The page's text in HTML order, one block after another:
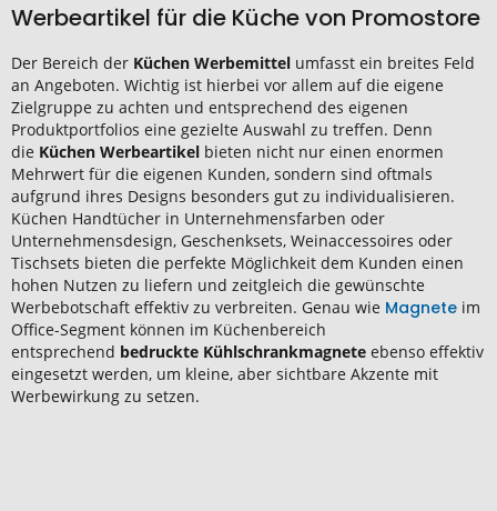
Werbeartikel für die Küche von Promostore
Der Bereich der Küchen Werbemittel umfasst ein breites Feld
an Angeboten. Wichtig ist hierbei vor allem auf die eigene
Zielgruppe zu achten und entsprechend des eigenen
Produktportfolios eine gezielte Auswahl zu treffen. Denn
die Küchen Werbeartikel bieten nicht nur einen enormen
Mehrwert für die eigenen Kunden, sondern sind oftmals
aufgrund ihres Designs besonders gut zu individualisieren.
Küchen Handtücher in Unternehmensfarben oder
Unternehmensdesign, Geschenksets, Weinaccessoires oder
Tischsets bieten die perfekte Möglichkeit dem Kunden einen
hohen Nutzen zu liefern und zeitgleich die gewünschte
Werbebotschaft effektiv zu verbreiten. Genau wie Magnete im
Office-Segment können im Küchenbereich
entsprechend bedruckte Kühlschrankmagnete ebenso effektiv
eingesetzt werden, um kleine, aber sichtbare Akzente mit
Werbewirkung zu setzen.